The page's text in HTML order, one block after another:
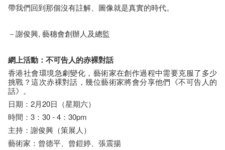
帶我們回到那個沒有註解、圖像就是真實的時代。
－謝俊興, 藝穗會創辦人及總監
網上活動：不可告人的赤裸對話
香港社會環境急劇變化，藝術家在創作過程中需要克服了多少
挑戰？這次赤裸對話，幾位藝術家將會分享他們《不可告人的
話》。
日期：2月20日（星期六）
時間：3：30 - 4：30pm
主持：謝俊興（策展人）
藝術家：曾德平、曾鎧婷、張震揚